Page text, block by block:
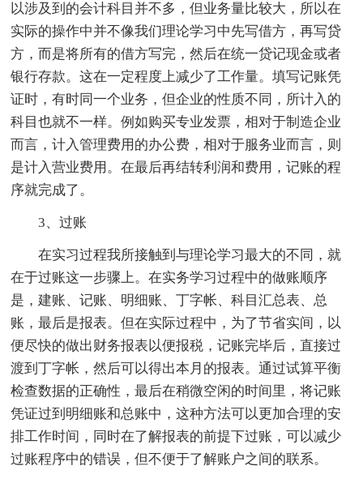
以涉及到的会计科目并不多，但业务量比较大，所以在
实际的操作中并不像我们理论学习中先写借方，再写贷
方，而是将所有的借方写完，然后在统一贷记现金或者
银行存款。这在一定程度上减少了工作量。填写记账凭
证时，有时同一个业务，但企业的性质不同，所计入的
科目也就不一样。例如购买专业发票，相对于制造企业
而言，计入管理费用的办公费，相对于服务业而言，则
是计入营业费用。在最后再结转利润和费用，记账的程
序就完成了。
3、过账
在实习过程我所接触到与理论学习最大的不同，就
在于过账这一步骤上。在实务学习过程中的做账顺序
是，建账、记账、明细账、丁字帐、科目汇总表、总
账，最后是报表。但在实际过程中，为了节省实间，以
便尽快的做出财务报表以便报税，记账完毕后，直接过
渡到丁字帐，然后可以得出本月的报表。通过试算平衡
检查数据的正确性，最后在稍微空闲的时间里，将记账
凭证过到明细账和总账中，这种方法可以更加合理的安
排工作时间，同时在了解报表的前提下过账，可以减少
过账程序中的错误，但不便于了解账户之间的联系。